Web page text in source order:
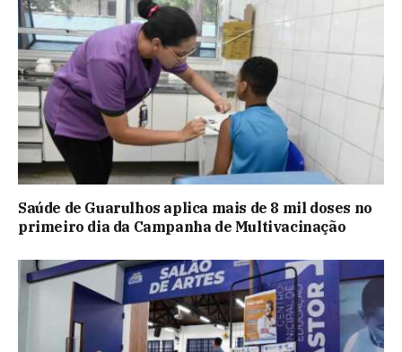
Saúde de Guarulhos aplica mais de 8 mil doses no
primeiro dia da Campanha de Multivacinação